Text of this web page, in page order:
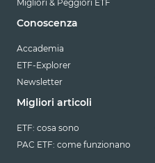
Migliori & Peggiori ETF
Conoscenza
Accademia
ETF-Explorer
Newsletter
Migliori articoli
ETF: cosa sono
PAC ETF: come funzionano